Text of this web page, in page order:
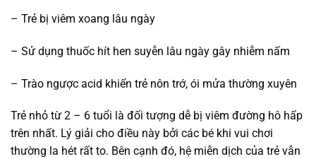
– Trẻ bị viêm xoang lâu ngày
– Sử dụng thuốc hít hen suyễn lâu ngày gây nhiễm nấm
– Trào ngược acid khiến trẻ nôn trớ, ói mửa thường xuyên
Trẻ nhỏ từ 2 – 6 tuổi là đối tượng dễ bị viêm đường hô hấp
trên nhất. Lý giải cho điều này bởi các bé khi vui chơi
thường la hét rất to. Bên cạnh đó, hệ miễn dịch của trẻ vẫn